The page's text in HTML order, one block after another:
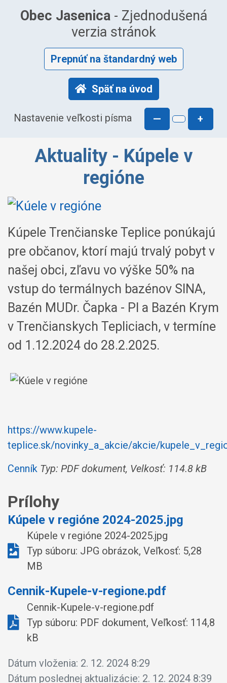
Obec Jasenica- Zjednodušená
verzia stránok
Prepnúť na štandardný web
Späť na úvod
Nastavenie veľkosti písma — +
Aktuality - Kúpele v
regióne
Kúpele Trenčianske Teplice ponúkajú
pre občanov, ktorí majú trvalý pobyt v
našej obci, zľavu vo výške 50% na
vstup do termálnych bazénov SINA,
Bazén MUDr. Čapka - PI a Bazén Krym
v Trenčianskych Tepliciach, v termíne
od 1.12.2024 do 28.2.2025.
https://www.kupele-
teplice.sk/novinky_a_akcie/akcie/
Cenník Typ: PDF dokument, Velkosť: 114.8 kB
Prílohy
Kúpele v regióne 2024-2025.jpg
Kúpele v regióne 2024-2025.jpg
Typ súboru: JPG obrázok, Veľkosť: 5,28
MB
Cennik-Kupele-v-regione.pdf
Cennik-Kupele-v-regione.pdf
Typ súboru: PDF dokument, Veľkosť: 114,8
kB
Dátum vloženia: 2. 12. 2024 8:29
Dátum poslednej aktualizácie: 2. 12. 2024 8:39